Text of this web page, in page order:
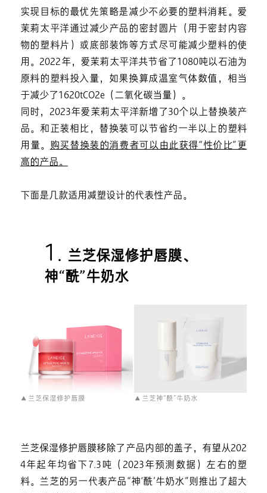
实现目标的最优先策略是减少不必要的塑料消耗。爱
茉莉太平洋通过减少产品的密封圆片（用于密封内容
物的塑料片）或底部装饰等方式尽可能减少塑料的使
用。2022年，爱茉莉太平洋共节省了1080吨以石油为
原料的塑料投入量，如果换算成温室气体数值，相当
于减少了1620tCO2e（二氧化碳当量）。
同时，2023年爱茉莉太平洋新增了30个以上替换装产
品。和正装相比，替换装可以节省约一半以上的塑料
用量。 购买替换装的消费者可以由此获得“性价比”更
高的产品。
下面是几款适用减塑设计的代表性产品。
1. 兰芝保湿修护唇膜、
神“酰”牛奶水
▲ 兰芝保湿修护唇膜 ▲ 兰芝神“酰”牛奶水
兰芝保湿修护唇膜移除了产品内部的盖子，有望从202
4年起年均省下7.3吨（2023年预测数据）左右的塑
料。兰芝的另一代表产品“神‘酰’牛奶水”则推出了超大